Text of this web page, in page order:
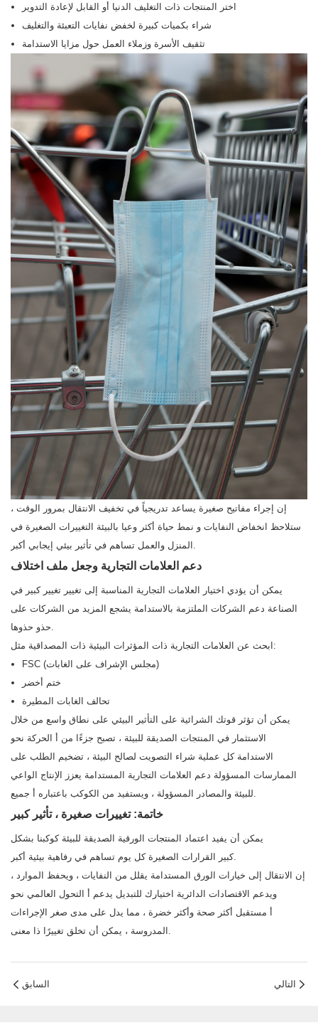
اختر المنتجات ذات التغليف الدنيا أو القابل لإعادة التدوير
شراء بكميات كبيرة لخفض نفايات التعبئة والتغليف
تثقيف الأسرة وزملاء العمل حول مزايا الاستدامة
إن إجراء مفاتيح صغيرة يساعد تدريجياً في تخفيف الانتقال بمرور الوقت ،
ستلاحظ انخفاض النفايات و نمط حياة أكثر وعيا بالبيئة التغييرات الصغيرة في
دعم العلامات التجارية وجعل ملف اختلاف
يمكن أن يؤدي اختيار العلامات التجارية المناسبة إلى تغيير تغيير كبير في
الصناعة دعم الشركات الملتزمة بالاستدامة يشجع المزيد من الشركات على
ابحث عن العلامات التجارية ذات المؤثرات البيئية ذات المصداقية مثل:
FSC (مجلس الإشراف على الغابات)
ختم أخضر
تحالف الغابات المطيرة
يمكن أن تؤثر قوتك الشرائية على التأثير البيئي على نطاق واسع من خلال
الاستثمار في المنتجات الصديقة للبيئة ، تصبح جزءًا من أ الحركة نحو
الاستدامة كل عملية شراء التصويت لصالح البيئة ، تضخيم الطلب على
الممارسات المسؤولة دعم العلامات التجارية المستدامة يعزز الإنتاج الواعي
خاتمة: تغييرات صغيرة ، تأثير كبير
يمكن أن يفيد اعتماد المنتجات الورقية الصديقة للبيئة كوكبنا بشكل
كبير القرارات الصغيرة كل يوم تساهم في رفاهية بيئية أكبر.
إن الانتقال إلى خيارات الورق المستدامة يقلل من النفايات ، ويحفظ الموارد ،
ويدعم الاقتصادات الدائرية اختيارك للتبديل يدعم أ التحول العالمي نحو
أ مستقبل أكثر صحة وأكثر خضرة ، مما يدل على مدى صغر الإجراءات
السابق التالي